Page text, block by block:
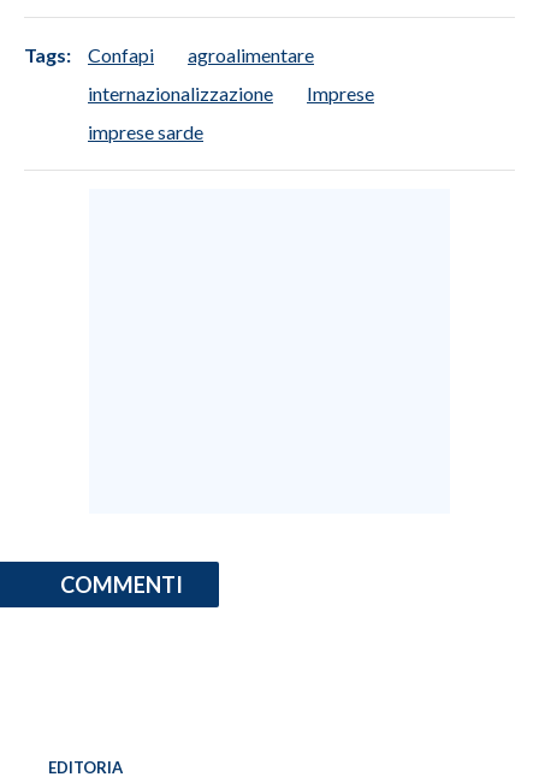
Tags: Confapi
agroalimentare
internazionalizzazione
Imprese
imprese sarde
COMMENTI
EDITORIA